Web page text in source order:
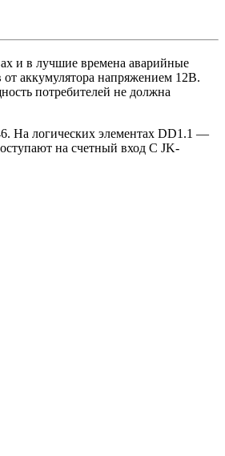
и в лучшие времена аварийные
от аккумулятора напряжением 12В.
потребителей не должна
На логических элементах DD1.1 —
на счетный вход С JK-